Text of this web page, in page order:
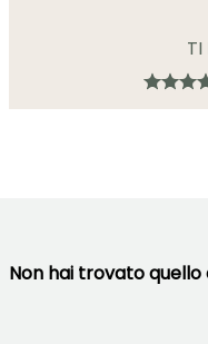
TI
Non hai trovato